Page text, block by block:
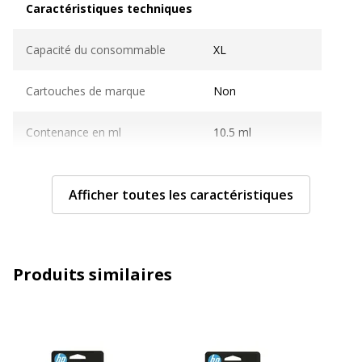
Caractéristiques techniques
Capacité du consommable XL
Cartouches de marque Non
Contenance en ml 10.5 ml
Couleur du consommable Jaune
Nombre de pages imprimables 825 pages
Afficher toutes les caractéristiques
Produits similaires